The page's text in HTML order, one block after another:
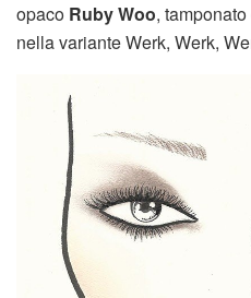
opaco Ruby Woo,
nella variante Werk, Werk,